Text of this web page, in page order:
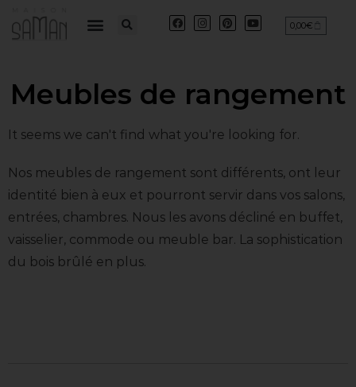
0,00€
Meubles de rangement
It seems we can't find what you're looking for.
Nos meubles de rangement sont différents, ont leur
identité bien à eux et pourront servir dans vos salons,
entrées, chambres. Nous les avons décliné en buffet,
vaisselier, commode ou meuble bar. La sophistication
du bois brûlé en plus.